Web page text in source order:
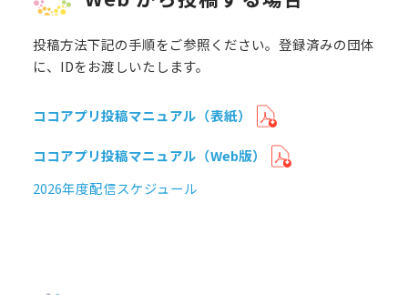
投稿方法下記の手順をご参照ください。登録済みの団体
に、IDをお渡しいたします。
ココアプリ投稿マニュアル（表紙）
ココアプリ投稿マニュアル（Web版）
2026年度配信スケジュール